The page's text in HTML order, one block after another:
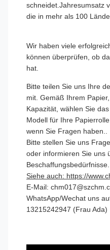
schneidet.Jahresumsatz
die in mehr als 100
Wir haben viele
können überprüfen, ob
hat.
Bitte teilen Sie uns Ihre
mit. Gemäß Ihrem
Kapazität, wählen Sie
Modell für Ihre
wenn Sie Fragen haben..
Bitte stellen Sie uns
oder informieren Sie uns
Beschaffungsbedürfnisse.
Siehe auch: https://
E-Mail:
WhatsApp/Wechat uns
13215242947 (Frau Ada)